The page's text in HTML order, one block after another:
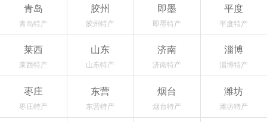
青岛
青岛特产
胶州
胶州特产
即墨
即墨特产
平度
平度特产
莱西
莱西特产
山东
山东特产
济南
济南特产
淄博
淄博特产
枣庄
枣庄特产
东营
东营特产
烟台
烟台特产
潍坊
潍坊特产